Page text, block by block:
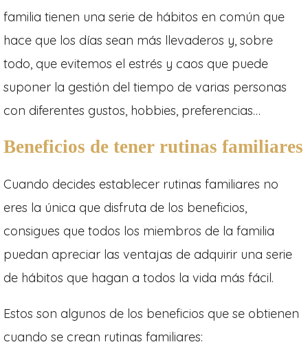
familia tienen una serie de hábitos en común que
hace que los días sean más llevaderos y, sobre
todo, que evitemos el estrés y caos que puede
suponer la gestión del tiempo de varias personas
con diferentes gustos, hobbies, preferencias…
Beneficios de tener rutinas familiares
Cuando decides establecer rutinas familiares no
eres la única que disfruta de los beneficios,
consigues que todos los miembros de la familia
puedan apreciar las ventajas de adquirir una serie
de hábitos que hagan a todos la vida más fácil.
Estos son algunos de los beneficios que se obtienen
cuando se crean rutinas familiares: